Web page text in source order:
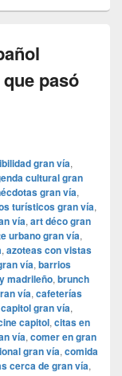
pasó
gran vía,
cultural gran
gran vía,
turísticos gran vía,
vía, art déco gran
urbano gran vía,
, azoteas con vistas
vía, barrios
madrileño, brunch
vía, cafeterías
capitol gran vía,
capitol, citas en
vía, comer en gran
gran vía, comida
cerca de gran vía,